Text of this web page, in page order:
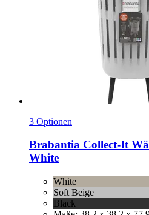
3 Optionen
Brabantia Collect-​It
White
White
Soft Beige
Black